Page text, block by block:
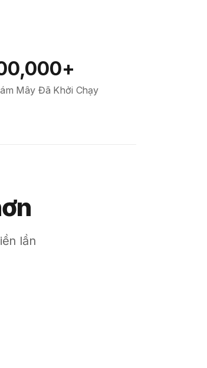
Mây Đã Khởi Chạy
lần